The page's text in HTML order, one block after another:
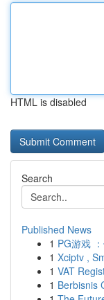
HTML is disabled
Search
Published News
1 PG游戏
1 Xciptv ,
1 VAT
1 Berbisnis